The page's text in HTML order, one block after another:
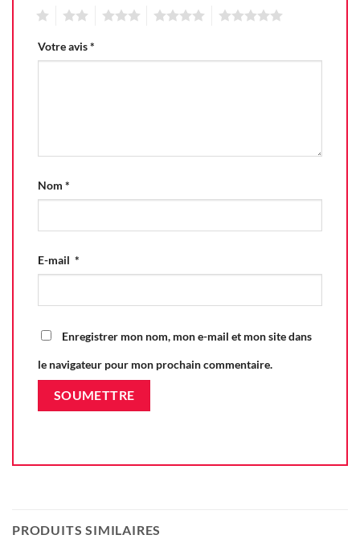
Votre avis*
Nom *
E-mail *
Enregistrer mon nom, mon e-mail et mon site dans
le navigateur pour mon prochain commentaire.
PRODUITS SIMILAIRES